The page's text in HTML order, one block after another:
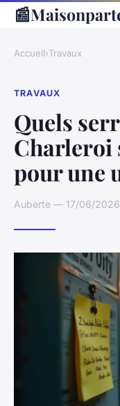
📰
Accueil›Travaux
TRAVAUX
Quels
Charleroi
pour une
Auberte — 17/06/